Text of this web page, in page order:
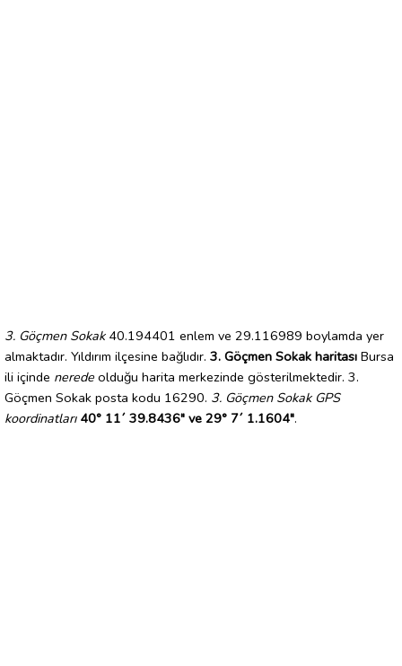
3. Göçmen Sokak40.194401 enlem ve 29.116989 boylamda yer
almaktadır. Yıldırım ilçesine bağlıdır. 3. Göçmen Sokak haritası Bursa
ili içinde nerede olduğu harita merkezinde gösterilmektedir. 3.
Göçmen Sokak posta kodu 16290. 3. Göçmen Sokak GPS
koordinatları 40° 11´ 39.8436" ve 29° 7´ 1.1604".